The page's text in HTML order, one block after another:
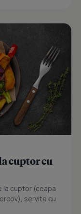
cuptor cu
la cuptor (ceapa
servite cu